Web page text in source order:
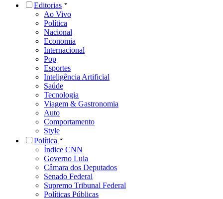
Editorias
Ao Vivo
Política
Nacional
Economia
Internacional
Pop
Esportes
Inteligência Artificial
Saúde
Tecnologia
Viagem & Gastronomia
Auto
Comportamento
Style
Política
Índice CNN
Governo Lula
Câmara dos Deputados
Senado Federal
Supremo Tribunal Federal
Políticas Públicas